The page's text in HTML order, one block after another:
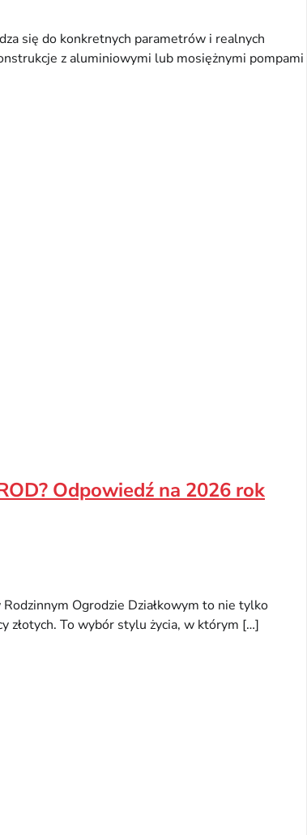
się do konkretnych parametrów i realnych
z aluminiowymi lub mosiężnymi pompami
Odpowiedź na 2026 rok
Ogrodzie Działkowym to nie tylko
złotych. To wybór stylu życia, w którym […]